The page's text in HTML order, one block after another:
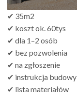
✔ 35m2
✔ koszt ok. 60tys
✔ dla 1–2 osób
✔ bez pozwolenia
✔ na zgłoszenie
✔ instrukcja budowy
✔ lista materiałów